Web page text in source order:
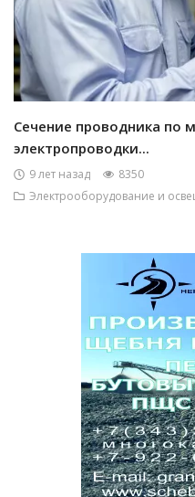
Сечение проводника по
электропроводки...
9 лет назад
8350
Электрооборудование и